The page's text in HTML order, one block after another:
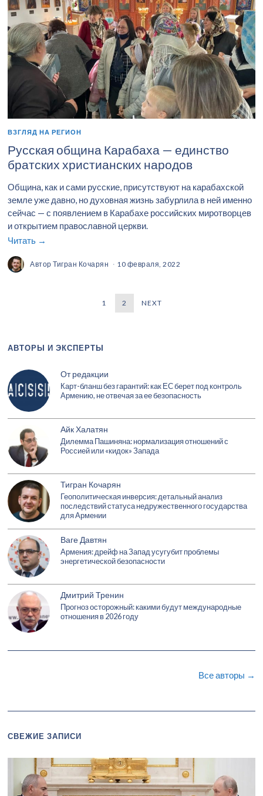
ВЗГЛЯД НА РЕГИОН
Русская община Карабаха — единство
братских христианских народов
Община, как и сами русские, присутствуют на карабахской
земле уже давно, но духовная жизнь забурлила в ней именно
сейчас — с появлением в Карабахе российских миротворцев
и открытием православной церкви.
Читать →
АвторТигран Кочарян 10 февраля, 2022
1 2 NEXT
АВТОРЫ И ЭКСПЕРТЫ
От редакции
Карт-бланш без гарантий: как ЕС берет под контроль
Армению, не отвечая за ее безопасность
Айк Халатян
Дилемма Пашиняна: нормализация отношений с
Россией или «кидок» Запада
Тигран Кочарян
Геополитическая инверсия: детальный анализ
последствий статуса недружественного государства
для Армении
Ваге Давтян
Армения: дрейф на Запад усугубит проблемы
энергетической безопасности
Дмитрий Тренин
Прогноз осторожный: какими будут международные
отношения в 2026 году
Все авторы →
СВЕЖИЕ ЗАПИСИ